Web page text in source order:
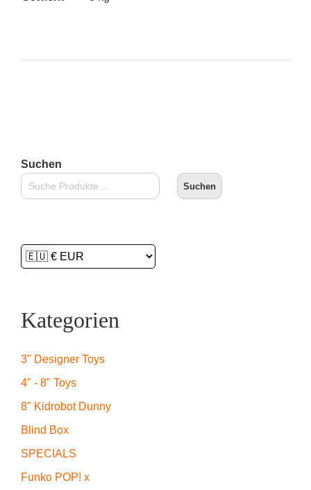
Suchen
Suchen
Kategorien
3" Designer Toys
4" - 8" Toys
8" Kidrobot Dunny
Blind Box
SPECIALS
Funko POP! x